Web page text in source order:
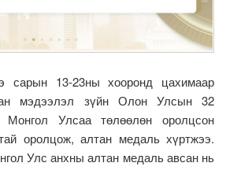
сарын 13-23ны хооронд цахимаар
мэдээлэл зүйн Олон Улсын 32
Монгол Улсаа төлөөлөн оролцсон
оролцож, алтан медаль хүртжээ.
Улс анхны алтан медаль авсан нь